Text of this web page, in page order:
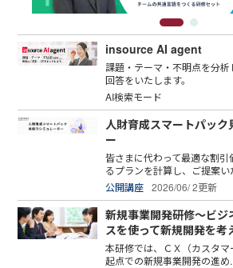
insource AI agent
課題・テーマ・不明点を分
回答をいたします。
AI検索モード
人財育成スマートパッ
ー
皆さまに代わって最適な割
るプランを計算し、ご提案い
公開講座 2026/06/ 2更新
新規事業開発研修～ビ
スを使って新規開発を考
本研修では、ＣＸ（カスタマ
起点での新規事業開発の進め